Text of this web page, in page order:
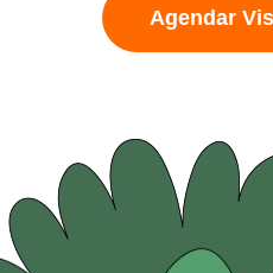
Agendar